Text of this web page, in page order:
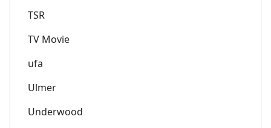
TSR
TV Movie
ufa
Ulmer
Underwood